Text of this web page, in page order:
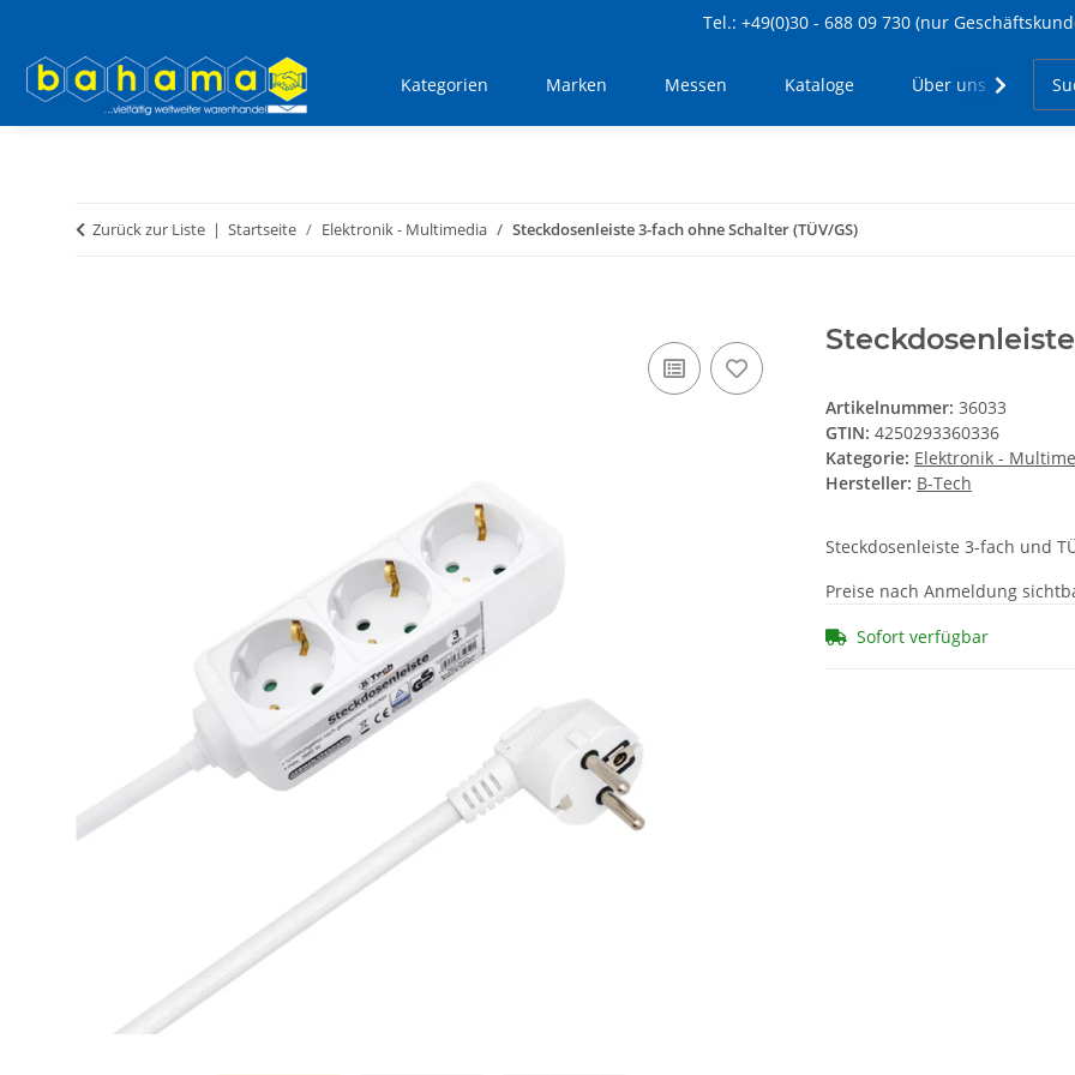
Tel.: +49(0)30 - 688 09 730 (nur
Kategorien Marken Messen Kataloge Über uns
Zurück zur Liste Startseite Elektronik - Multimedia Steckdosenleiste 3-fach ohne Schalter (TÜV/GS)
Artikelnummer: 36033
GTIN: 4250293360336
Kategorie: Elektronik -
Hersteller: B-Tech
Steckdosenleiste 3-fach und
Preise nach Anmeldung
Sofort verfügbar